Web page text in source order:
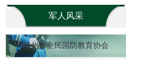
军人风采
苏州市全民国防教育协会